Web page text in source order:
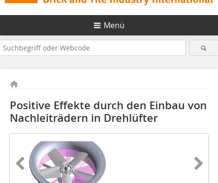
Menü
Positive Effekte durch den Einbau von
Nachleiträdern in Drehlüfter